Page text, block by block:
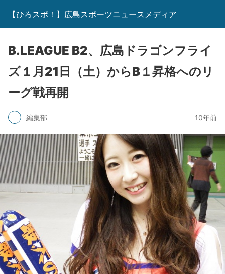
【ひろスポ！】広島スポーツニュースメディア
B.LEAGUE B2、広島ドラゴンフライ
ズ１月21日（土）からB１昇格へのリ
ーグ戦再開
編集部 10年前